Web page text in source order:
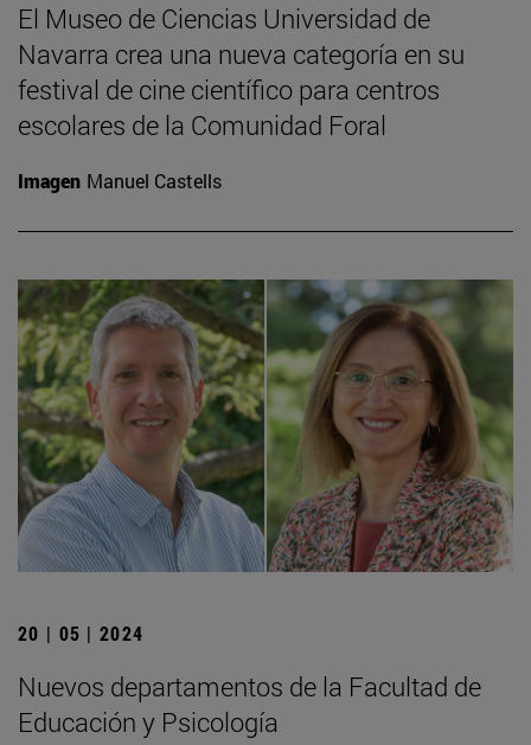
El Museo de Ciencias Universidad de
Navarra crea una nueva categoría en su
festival de cine científico para centros
escolares de la Comunidad Foral
Imagen Manuel Castells
20 | 05 | 2024
Nuevos departamentos de la Facultad de
Educación y Psicología